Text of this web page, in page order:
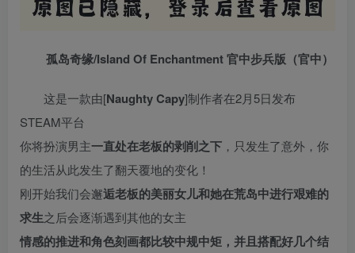
孤岛奇缘/Island Of Enchantment 官中步兵版（官中）
这是一款由[Naughty Capy]制作者在2月5日发布
STEAM平台
你将扮演男主一直处在老板的剥削之下 ，只发生了意外，你
的生活从此发生了翻天覆地的变化！
刚开始我们会邂逅老板的美丽女儿和她在荒岛中进行艰难的
求生之后会逐渐遇到其他的女主
情感的推进和角色刻画都比较中规中矩，并且搭配好几个结